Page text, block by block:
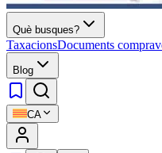
Què busques?
TaxacionsDocuments
Blog
CA